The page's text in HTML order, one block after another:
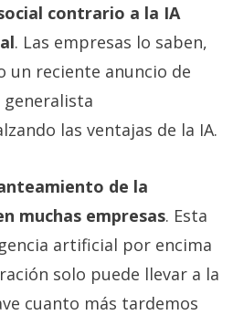
contrario a la IA
. Las empresas lo saben,
un reciente anuncio de
las ventajas de la IA.
de la
muchas empresas. Esta
artificial por encima
solo puede llevar a la
cuanto más tardemos